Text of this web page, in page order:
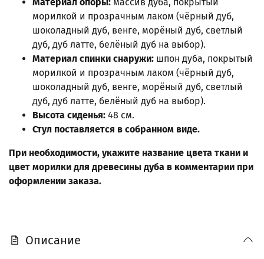
Материал опоры: массив дуба, покрытый
морилкой и прозрачным лаком (чёрный дуб,
шоколадный дуб, венге, морёный дуб, светлый
дуб, дуб латте, белёный дуб на выбор).
Материал спинки снаружи: шпон дуба, покрытый
морилкой и прозрачным лаком (чёрный дуб,
шоколадный дуб, венге, морёный дуб, светлый
дуб, дуб латте, белёный дуб на выбор).
Высота сиденья: 48 см.
Стул поставляется в собранном виде.
При необходимости, укажите название цвета ткани и
цвет морилки для древесины дуба в комментарии при
оформлении заказа.
Описание